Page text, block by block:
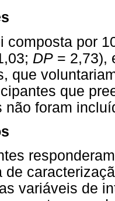
composta por
DP = 2,73),
que
que
não foram
de
variáveis de